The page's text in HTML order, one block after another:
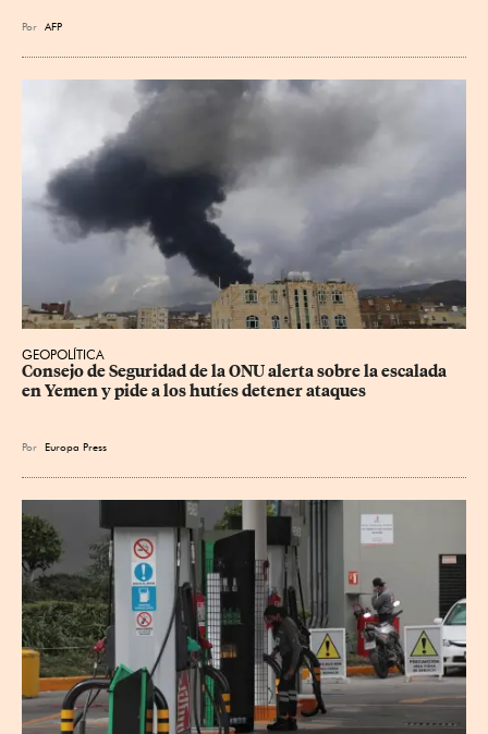
Por AFP
GEOPOLÍTICA
Consejo de Seguridad de la ONU alerta sobre la escalada
en Yemen y pide a los hutíes detener ataques
Por Europa Press